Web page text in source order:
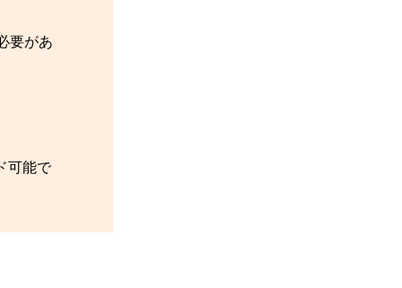
要があ
可能で